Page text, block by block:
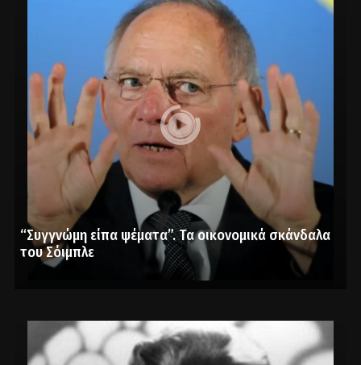
“Συγγνώμη είπα ψέματα”. Τα οικονομικά σκάνδαλα
του Σόιμπλε